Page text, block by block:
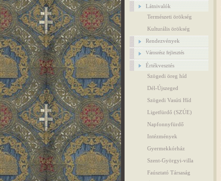
Látnivalók
Természeti örökség
Kulturális örökség
Rendezvények
Városrész fejlesztés
Értékvesztés
Szögedi öreg híd
Dél-Újszeged
Szögedi Vasúti Híd
Ligetfürdő (SZÚE)
Napfonnyfürdő
Intézmények
Gyermekkórház
Szent-Györgyi-villa
Faúsztató Társaság